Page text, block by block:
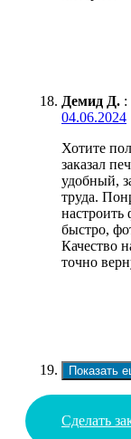
Демид Д. :
04.06.2024
Хотите
заказал
удобный,
труда.
настроить
быстро,
Качество
точно
Показать
Сделать